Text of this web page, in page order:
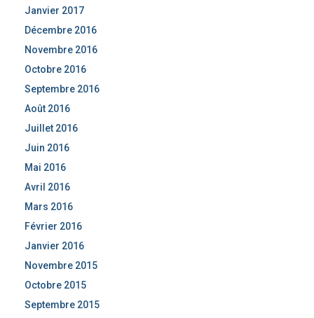
Janvier 2017
Décembre 2016
Novembre 2016
Octobre 2016
Septembre 2016
Août 2016
Juillet 2016
Juin 2016
Mai 2016
Avril 2016
Mars 2016
Février 2016
Janvier 2016
Novembre 2015
Octobre 2015
Septembre 2015